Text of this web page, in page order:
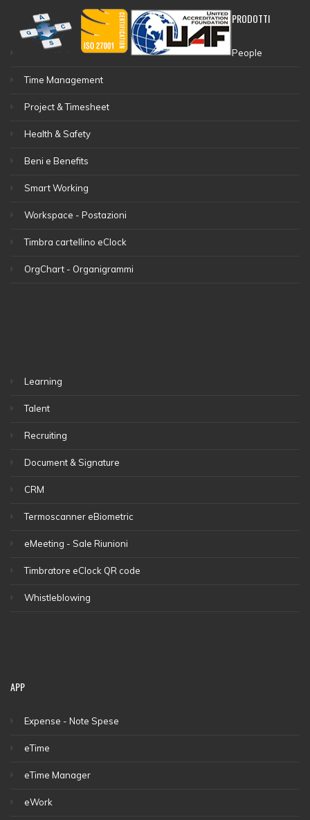
PRODOTTI
People
Time Management
Project & Timesheet
Health & Safety
Beni e Benefits
Smart Working
Workspace - Postazioni
Timbra cartellino eClock
OrgChart - Organigrammi
Learning
Talent
Recruiting
Document & Signature
CRM
Termoscanner eBiometric
eMeeting - Sale Riunioni
Timbratore eClock QR code
Whistleblowing
APP
Expense - Note Spese
eTime
eTime Manager
eWork